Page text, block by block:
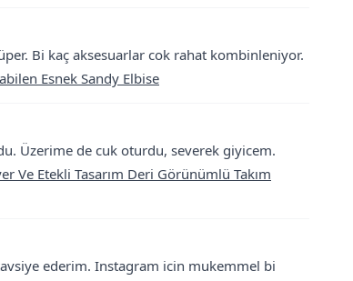
Bi kaç aksesuarlar cok rahat kombinleniyor.
Esnek Sandy Elbise
Üzerime de cuk oturdu, severek giyicem.
Ve Etekli Tasarım Deri Görünümlü Takım
ederim. Instagram icin mukemmel bi